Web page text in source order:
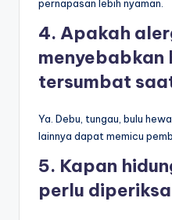
pernapasan lebih nyaman.
4. Apakah
menyebabkan
tersumbat
Ya. Debu, tungau, bulu
lainnya dapat memicu
5. Kapan
perlu